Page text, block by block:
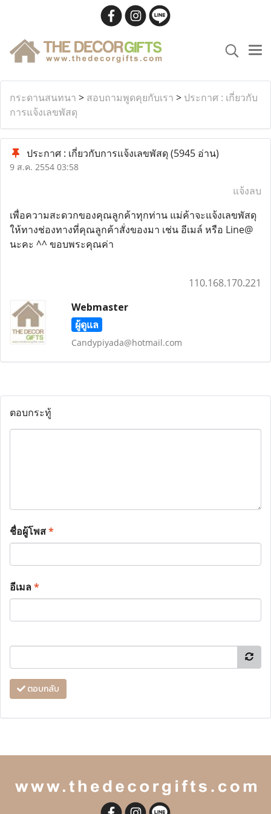
กระดานสนทนา > สอบถามพูดคุยกับเรา > ประกาศ : เกี่ยวกับ
การแจ้งเลขพัสดุ
ประกาศ : เกี่ยวกับการแจ้งเลขพัสดุ(5945 อ่าน)
9 ส.ค. 2554 03:58
แจ้งลบ
เพื่อความสะดวกของคุณลูกค้าทุกท่าน แม่ค้าจะแจ้งเลขพัสดุ
ให้ทางช่องทางที่คุณลูกค้าสั่งของมา เช่น อีเมล์ หรือ Line@
นะคะ ^^ ขอบพระคุณค่า
110.168.170.221
Webmaster
ผู้ดูแล
Candypiyada@hotmail.com
ตอบกระทู้
ชื่อผู้โพส*
อีเมล*
ตอบกลับ